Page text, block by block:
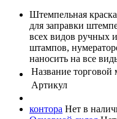
Штемпельная
для заправки
всех видов ручных
штампов,
наносить на все
Название торговой
Артикул
контора Нет в